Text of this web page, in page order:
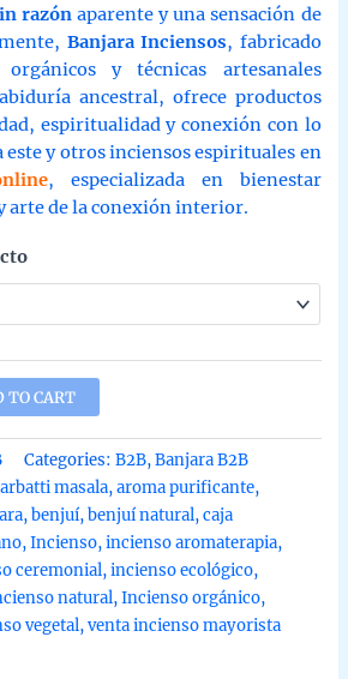
razónaparente y una sensación de
Banjara Inciensos, fabricado
y técnicas artesanales
ancestral, ofrece productos
espiritualidad y conexión con lo
este y otros inciensos espirituales en
, especializada en bienestar
arte de la conexión interior.
TO CART
Categories:B2B,Banjara B2B
masala,aroma purificante,
,benjuí,benjuí natural,caja
,Incienso,incienso aromaterapia,
ceremonial,incienso ecológico,
natural,Incienso orgánico,
vegetal,venta incienso mayorista